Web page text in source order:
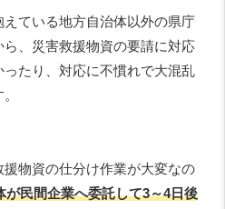
ている地方自治体以外の県庁
、災害救援物資の要請に対応
たり、対応に不慣れで大混乱
物資の仕分け作業が大変なの
が民間企業へ委託して3～4日後